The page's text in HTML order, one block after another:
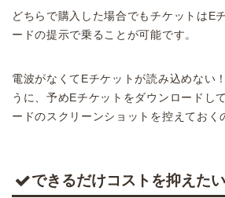
どちらで購入した場合でもチケットはE
ードの提示で乗ることが可能です。
電波がなくてEチケットが読み込めない
うに、予めEチケットをダウンロードし
ードのスクリーンショットを控えておく
できるだけコストを抑えた